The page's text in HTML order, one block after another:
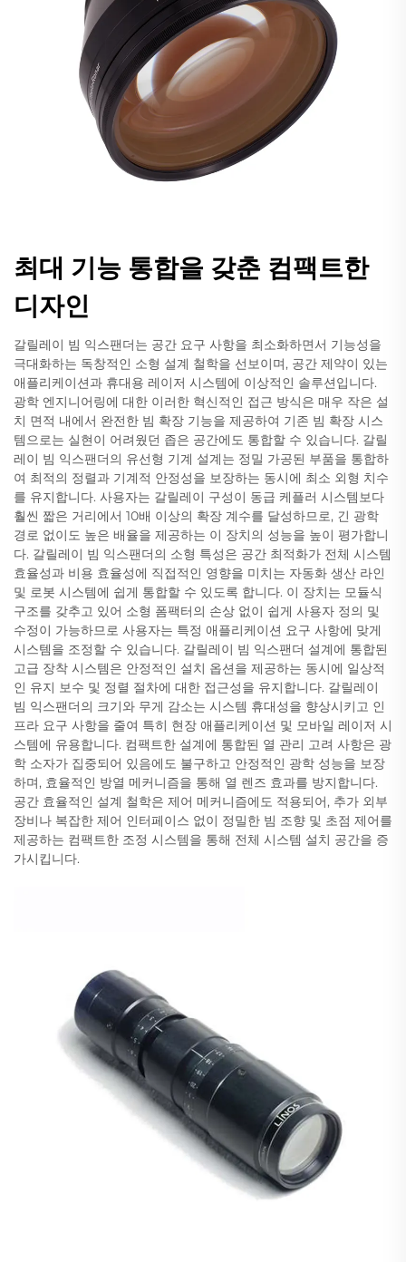
최대 기능 통합을 갖춘 컴팩트한
디자인
갈릴레이 빔 익스팬더는 공간 요구 사항을 최소화하면서 기능성을
극대화하는 독창적인 소형 설계 철학을 선보이며, 공간 제약이 있는
애플리케이션과 휴대용 레이저 시스템에 이상적인 솔루션입니다.
광학 엔지니어링에 대한 이러한 혁신적인 접근 방식은 매우 작은 설
치 면적 내에서 완전한 빔 확장 기능을 제공하여 기존 빔 확장 시스
템으로는 실현이 어려웠던 좁은 공간에도 통합할 수 있습니다. 갈릴
레이 빔 익스팬더의 유선형 기계 설계는 정밀 가공된 부품을 통합하
여 최적의 정렬과 기계적 안정성을 보장하는 동시에 최소 외형 치수
를 유지합니다. 사용자는 갈릴레이 구성이 동급 케플러 시스템보다
훨씬 짧은 거리에서 10배 이상의 확장 계수를 달성하므로, 긴 광학
경로 없이도 높은 배율을 제공하는 이 장치의 성능을 높이 평가합니
다. 갈릴레이 빔 익스팬더의 소형 특성은 공간 최적화가 전체 시스템
효율성과 비용 효율성에 직접적인 영향을 미치는 자동화 생산 라인
및 로봇 시스템에 쉽게 통합할 수 있도록 합니다. 이 장치는 모듈식
구조를 갖추고 있어 소형 폼팩터의 손상 없이 쉽게 사용자 정의 및
수정이 가능하므로 사용자는 특정 애플리케이션 요구 사항에 맞게
시스템을 조정할 수 있습니다. 갈릴레이 빔 익스팬더 설계에 통합된
고급 장착 시스템은 안정적인 설치 옵션을 제공하는 동시에 일상적
인 유지 보수 및 정렬 절차에 대한 접근성을 유지합니다. 갈릴레이
빔 익스팬더의 크기와 무게 감소는 시스템 휴대성을 향상시키고 인
프라 요구 사항을 줄여 특히 현장 애플리케이션 및 모바일 레이저 시
스템에 유용합니다. 컴팩트한 설계에 통합된 열 관리 고려 사항은 광
학 소자가 집중되어 있음에도 불구하고 안정적인 광학 성능을 보장
하며, 효율적인 방열 메커니즘을 통해 열 렌즈 효과를 방지합니다.
공간 효율적인 설계 철학은 제어 메커니즘에도 적용되어, 추가 외부
장비나 복잡한 제어 인터페이스 없이 정밀한 빔 조향 및 초점 제어를
제공하는 컴팩트한 조정 시스템을 통해 전체 시스템 설치 공간을 증
가시킵니다.